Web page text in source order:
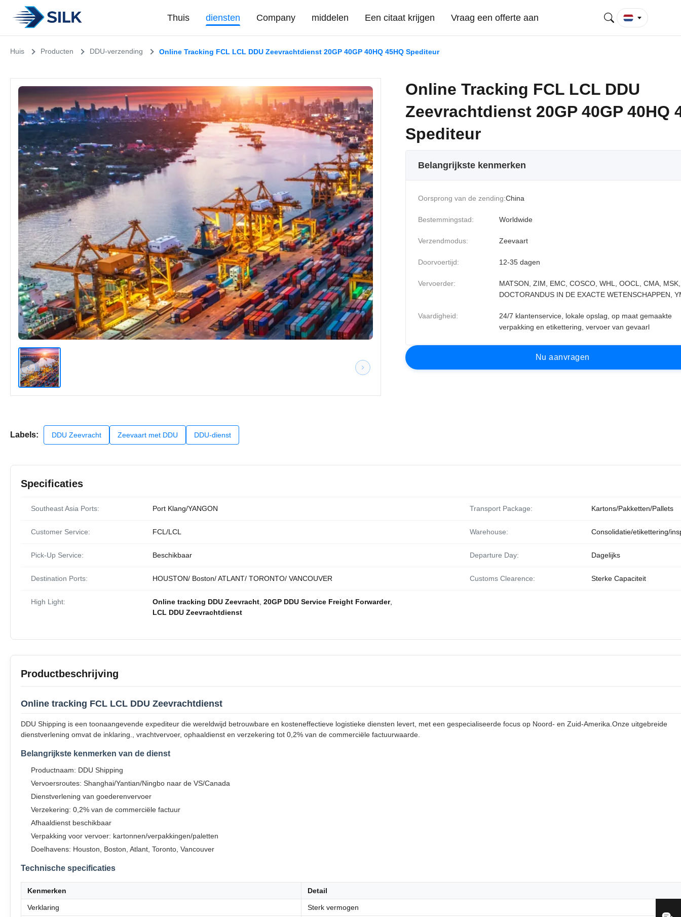
Thuis diensten Company middelen Een citaat krijgen Vraag een offerte aan
Huis Producten DDU-verzending Online Tracking FCL LCL DDU Zeevrachtdienst 20GP 40GP 40HQ 45HQ Spediteur
Online Tracking FCL LCL DDU
Zeevrachtdienst 20GP 40GP 40HQ
Spediteur
Belangrijkste kenmerken
Oorsprong van de zending:China
Bestemmingstad: Worldwide
Verzendmodus: Zeevaart
Doorvoertijd: 12-35 dagen
Vervoerder:
MATSON, ZIM, EMC, COSCO, WHL, OOCL, CMA, MSK,
DOCTORANDUS IN DE EXACTE WETENSCHAPPEN,
Vaardigheid:
24/7 klantenservice, lokale opslag, op maat gemaakte
verpakking en etikettering, vervoer van gevaarl
N u aanvragen
Labels: DDU Zeevracht Zeevaart met DDU DDU-dienst
Specificaties
Southeast Asia Ports: Port Klang/YANGON Transport Package: Kartons/Pakketten/Pallets
Customer Service: FCL/LCL Warehouse: Consolidatie/etikettering/
Pick-Up Service: Beschikbaar Departure Day: Dagelijks
Destination Ports: HOUSTON/ Boston/ ATLANT/ TORONTO/ VANCOUVER Customs Clearence: Sterke Capaciteit
High Light: Online tracking DDU Zeevracht 20GP DDU Service Freight Forwarder,
LCL DDU Zeevrachtdienst
Productbeschrijving
Online tracking FCL LCL DDU Zeevrachtdienst
DDU Shipping is een toonaangevende expediteur die wereldwijd betrouwbare en kosteneffectieve logistieke diensten levert, met een gespecialiseerde focus op Noord- en Zuid-Amerika.Onze uitgebreide
dienstverlening omvat de inklaring., vrachtvervoer, ophaaldienst en verzekering tot 0,2% van de commerciële factuurwaarde.
Belangrijkste kenmerken van de dienst
Productnaam: DDU Shipping
Vervoersroutes: Shanghai/Yantian/Ningbo naar de VS/Canada
Dienstverlening van goederenvervoer
Verzekering: 0,2% van de commerciële factuur
Afhaaldienst beschikbaar
Verpakking voor vervoer: kartonnen/verpakkingen/paletten
Doelhavens: Houston, Boston, Atlant, Toronto, Vancouver
Technische specificaties
Kenmerken Detail
Verklaring Sterk vermogen